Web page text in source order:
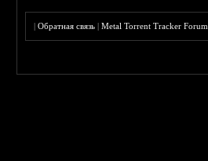
|Обратная связь |Metal Torrent Tracker Forum